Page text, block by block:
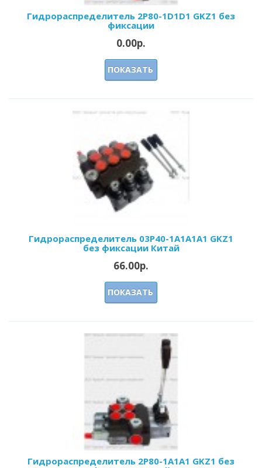
Гидрораспределитель 2Р80-1D1D1 GKZ1 без
фиксации
0.00р.
ПОКАЗАТЬ
Гидрораспределитель 03Р40-1А1А1A1 GKZ1
без фиксации Китай
66.00р.
ПОКАЗАТЬ
Гидрораспределитель 2Р80-1А1А1 GKZ1 без